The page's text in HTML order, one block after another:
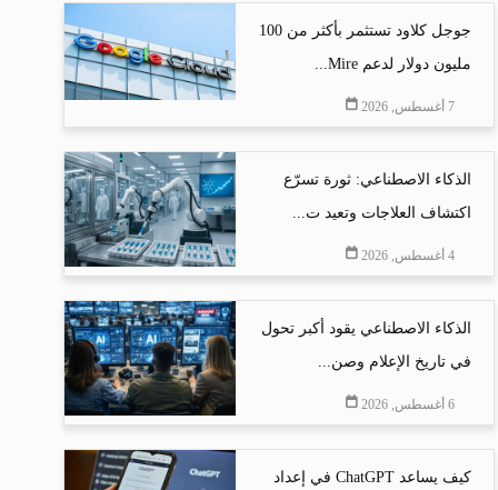
جوجل كلاود تستثمر بأكثر من 100
مليون دولار لدعم Mire...
7 أغسطس, 2026
الذكاء الاصطناعي: ثورة تسرّع
اكتشاف العلاجات وتعيد ت...
4 أغسطس, 2026
الذكاء الاصطناعي يقود أكبر تحول
في تاريخ الإعلام وصن...
6 أغسطس, 2026
كيف يساعد ChatGPT في إعداد